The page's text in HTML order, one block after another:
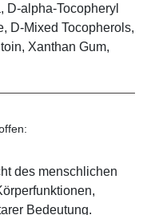
D-alpha-Tocopheryl
D-Mixed Tocopherols,
Xanthan Gum,
des menschlichen
Bedeutung.